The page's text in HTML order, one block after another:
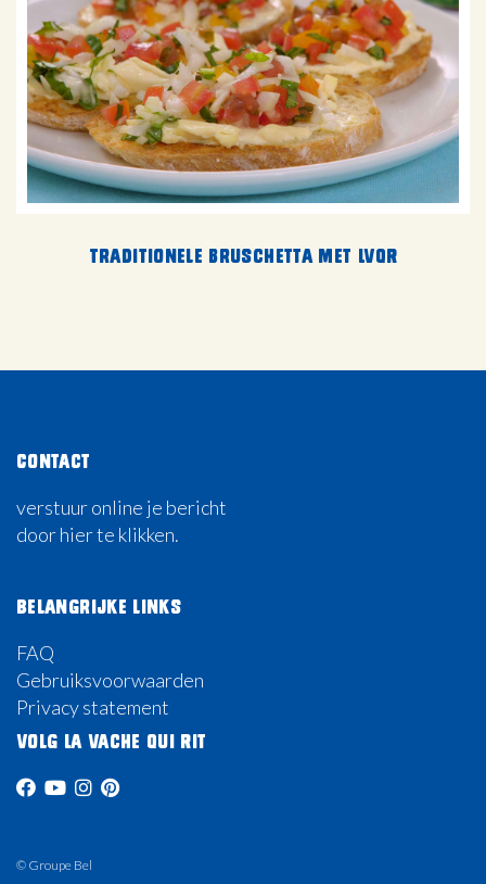
Traditionele bruschetta met LVQR
Contact
verstuur online je bericht
door hier te klikken.
Belangrijke links
FAQ
Gebruiksvoorwaarden
Privacy statement
Volg La Vache Qui Rit
© Groupe Bel